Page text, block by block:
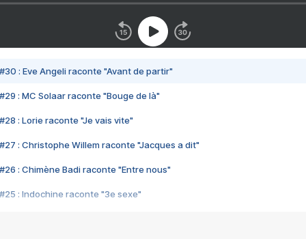
#30 : Eve Angeli raconte "Avant de partir"
#29 : MC Solaar raconte "Bouge de là"
#28 : Lorie raconte "Je vais vite"
#27 : Christophe Willem raconte "Jacques a dit"
#26 : Chimène Badi raconte "Entre nous"
#25 : Indochine raconte "3e sexe"